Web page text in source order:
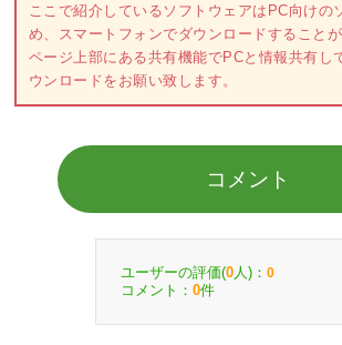
ここで紹介しているソフトウェアはPC向けの
め、スマートフォンでダウンロードすることが
ページ上部にある共有機能でPCと情報共有し
ウンロードをお願い致します。
コメント
ユーザーの評価(0 人)： 0
コメント： 0件